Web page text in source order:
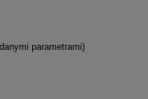
parametrami)